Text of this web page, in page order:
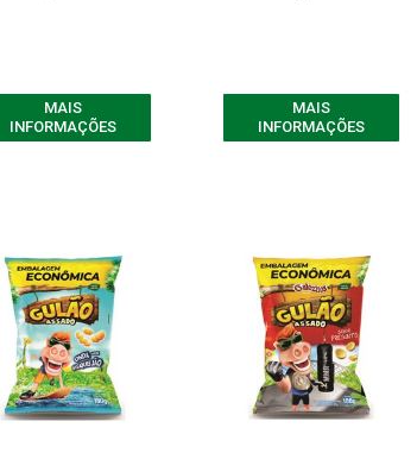
MAIS
INFORMAÇÕES
MAIS
INFORMAÇÕES